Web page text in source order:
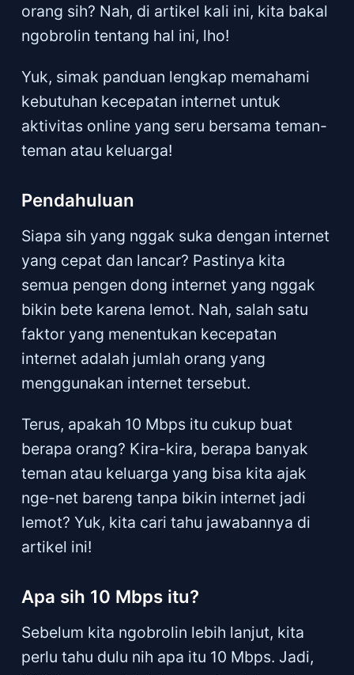
orang sih? Nah, di artikel kali ini, kita bakal
ngobrolin tentang hal ini, lho!
Yuk, simak panduan lengkap memahami
kebutuhan kecepatan internet untuk
aktivitas online yang seru bersama teman-
teman atau keluarga!
Pendahuluan
Siapa sih yang nggak suka dengan internet
yang cepat dan lancar? Pastinya kita
semua pengen dong internet yang nggak
bikin bete karena lemot. Nah, salah satu
faktor yang menentukan kecepatan
internet adalah jumlah orang yang
menggunakan internet tersebut.
Terus, apakah 10 Mbps itu cukup buat
berapa orang? Kira-kira, berapa banyak
teman atau keluarga yang bisa kita ajak
nge-net bareng tanpa bikin internet jadi
lemot? Yuk, kita cari tahu jawabannya di
artikel ini!
Apa sih 10 Mbps itu?
Sebelum kita ngobrolin lebih lanjut, kita
perlu tahu dulu nih apa itu 10 Mbps. Jadi,